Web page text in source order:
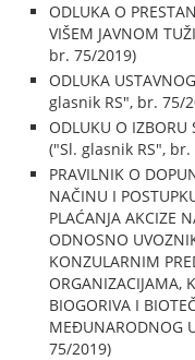
ODLUKA O
VIŠEM JAVNOM
br. 75/2019)
ODLUKA
glasnik RS", br. 75/
ODLUKU O IZBORU
("Sl. glasnik RS",
PRAVILNIK O
NAČINU I
PLAĆANJA AKCIZE
ODNOSNO
KONZULARNIM
ORGANIZACIJAMA,
BIOGORIVA I
MEĐUNARODNOG
75/2019)